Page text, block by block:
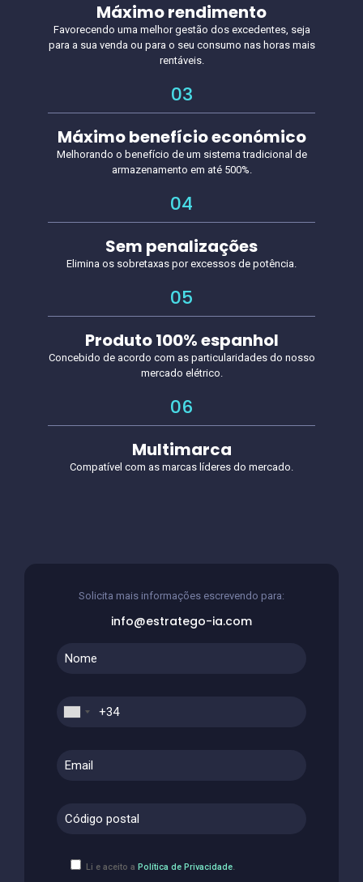
Máximo rendimento
Favorecendo uma melhor gestão dos excedentes, seja
para a sua venda ou para o seu consumo nas horas mais
rentáveis.
03
Máximo benefício económico
Melhorando o benefício de um sistema tradicional de
armazenamento em até 500%.
04
Sem penalizações
Elimina os sobretaxas por excessos de potência.
05
Produto 100% espanhol
Concebido de acordo com as particularidades do nosso
mercado elétrico.
06
Multimarca
Compatível com as marcas líderes do mercado.
Solicita mais informações escrevendo para:
info@estratego-ia.com
Li e aceito a Política de Privacidade.